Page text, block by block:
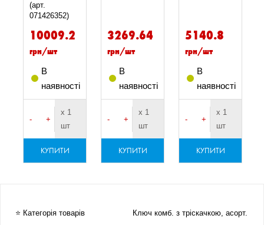
(арт.
071426352)
10009.2
грн/шт
В
наявності
- +
х 1
шт
КУПИТИ
3269.64
грн/шт
В
наявності
- +
х 1
шт
КУПИТИ
5140.8
грн/шт
В
наявності
- +
х 1
шт
КУПИТИ
⭐ Категорія товарів Ключ комб. з тріскачкою, асорт.